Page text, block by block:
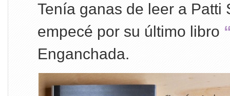
Tenía ganas de leer a Patti
empecé por su último libro
Enganchada.